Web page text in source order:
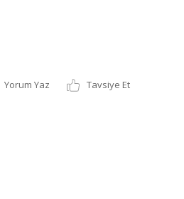
Yorum Yaz
Tavsiye Et